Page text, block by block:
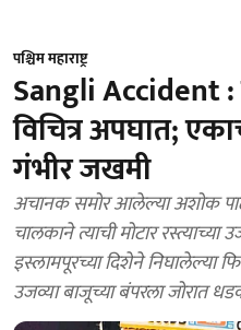
पश्चिम महाराष्ट्र
Sangli Accident :
विचित्र अपघात;
गंभीर जखमी
अचानक समोर आलेल्या अशोक
चालकाने त्याची मोटार रस्त्याच्या
इस्लामपूरच्या दिशेने निघालेल्या
उजव्या बाजूच्या बंपरला जोरात